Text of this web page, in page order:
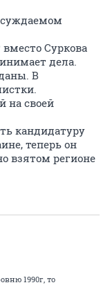
Суркова
дела.
В
на своей
кандидатуру
теперь он
взятом регионе
1990г, то